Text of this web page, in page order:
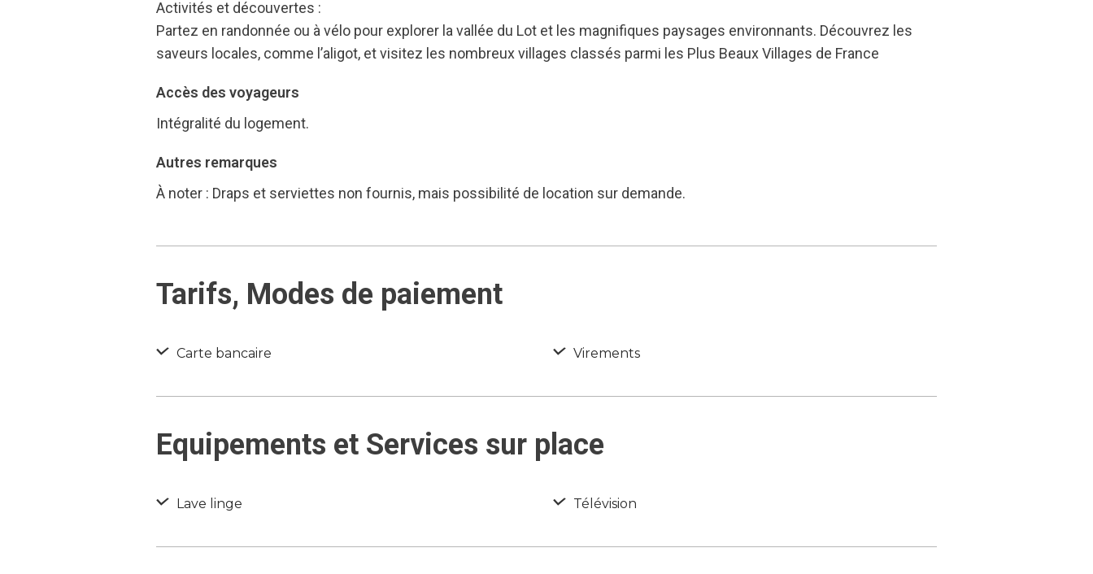
Activités et découvertes :
Partez en randonnée ou à vélo pour explorer la vallée du Lot et les magnifiques paysages environnants. Découvrez les
saveurs locales, comme l’aligot, et visitez les nombreux villages classés parmi les Plus Beaux Villages de France
Accès des voyageurs
Intégralité du logement.
Autres remarques
À noter : Draps et serviettes non fournis, mais possibilité de location sur demande.
Tarifs, Modes de paiement
Carte bancaire Virements
Equipements et Services sur place
Lave linge Télévision